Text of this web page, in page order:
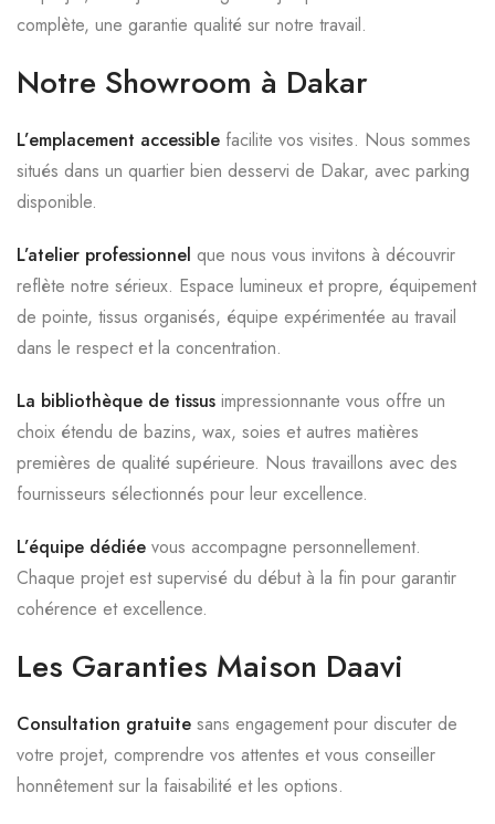
complète, une garantie qualité sur notre travail.
Notre Showroom à Dakar
L’emplacement accessible facilite vos visites. Nous sommes
situés dans un quartier bien desservi de Dakar, avec parking
disponible.
L’atelier professionnel que nous vous invitons à découvrir
reflète notre sérieux. Espace lumineux et propre, équipement
de pointe, tissus organisés, équipe expérimentée au travail
dans le respect et la concentration.
La bibliothèque de tissus impressionnante vous offre un
choix étendu de bazins, wax, soies et autres matières
premières de qualité supérieure. Nous travaillons avec des
fournisseurs sélectionnés pour leur excellence.
L’équipe dédiée vous accompagne personnellement.
Chaque projet est supervisé du début à la fin pour garantir
cohérence et excellence.
Les Garanties Maison Daavi
Consultation gratuite sans engagement pour discuter de
votre projet, comprendre vos attentes et vous conseiller
honnêtement sur la faisabilité et les options.